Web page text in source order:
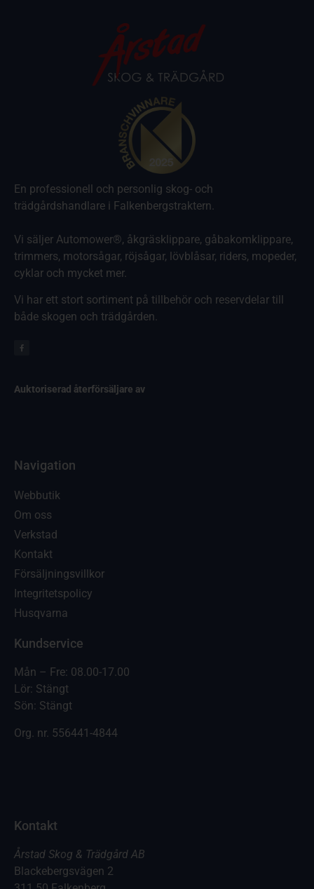
En professionell och personlig skog- och
trädgårdshandlare i Falkenbergstraktern.
Vi säljer Automower®, åkgräsklippare, gåbakomklippare,
trimmers, motorsågar, röjsågar, lövblåsar, riders, mopeder,
cyklar och mycket mer.
Vi har ett stort sortiment på tillbehör och reservdelar till
både skogen och trädgården.
Auktoriserad återförsäljare av
Navigation
Webbutik
Om oss
Verkstad
Kontakt
Försäljningsvillkor
Integritetspolicy
Husqvarna
Kundservice
Mån – Fre: 08.00-17.00
Lör: Stängt
Sön: Stängt
Org. nr. 556441-4844
Kontakt
Årstad Skog & Trädgård AB
Blackebergsvägen 2